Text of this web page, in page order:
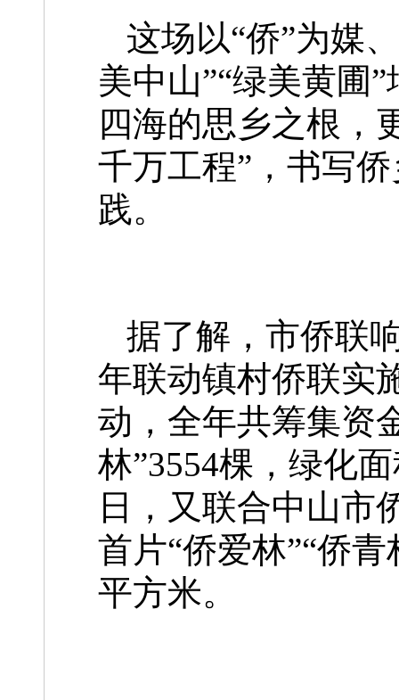
这场以“侨”为媒
美中山”“绿美黄圃
四海的思乡之根，
千万工程”，书写
践。
据了解，市侨联
年联动镇村侨联实
动，全年共筹集资
林”3554棵，绿化
日，又联合中山市
首片“侨爱林”“侨
平方米。